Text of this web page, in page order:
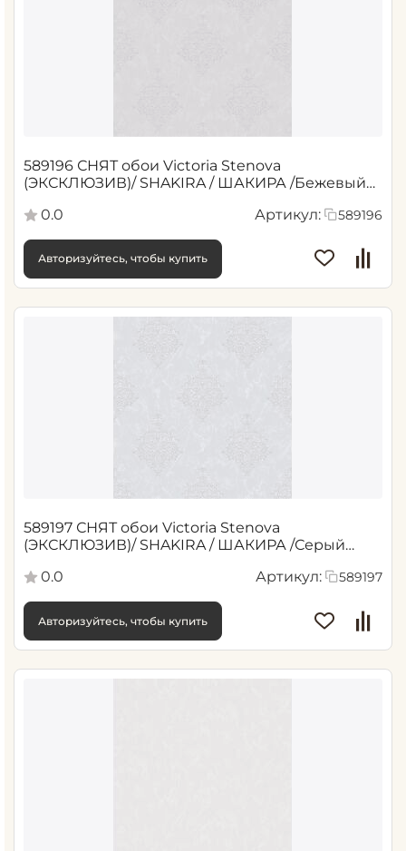
589196 СНЯТ обои Victoria Stenova
(ЭКСКЛЮЗИВ)/ SHAKIRA / ШАКИРА /Бежевый
0.0
Артикул: 589196
Авторизуйтесь, чтобы купить
589197 СНЯТ обои Victoria Stenova
(ЭКСКЛЮЗИВ)/ SHAKIRA / ШАКИРА /Серый
0.0
Артикул: 589197
Авторизуйтесь, чтобы купить